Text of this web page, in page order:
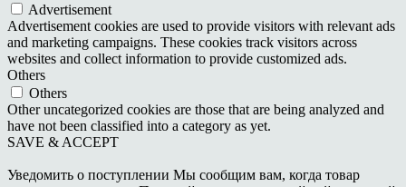
Advertisement
Advertisement cookies are used to provide visitors with relevant ads
and marketing campaigns. These cookies track visitors across
websites and collect information to provide customized ads.
Others
Others
Other uncategorized cookies are those that are being analyzed and
have not been classified into a category as yet.
SAVE & ACCEPT
Уведомить о поступлении Мы сообщим вам, когда товар